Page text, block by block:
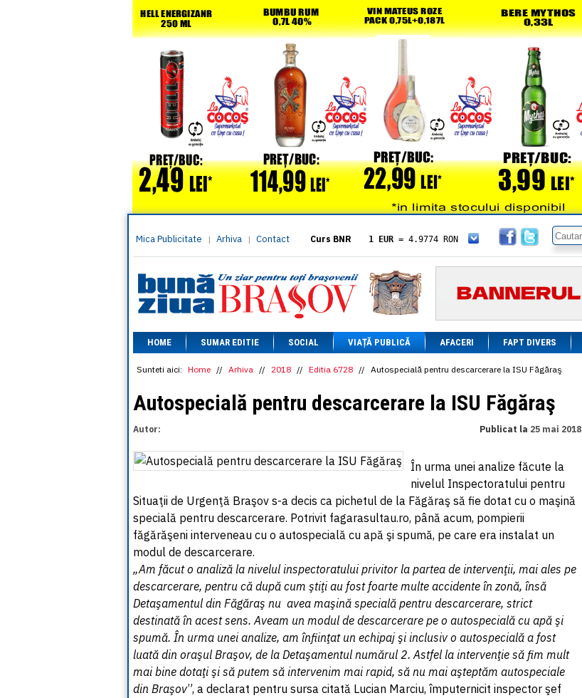
Mica Publicitate | Arhiva | Contact Curs BNR 1 EUR = 4.9774 RON
= 5.8304 RON
1 XAU= 464.4611 RON
1 AED= 1.1933 RON
1 AUD= 2.7957 RON
1 BGN= 2.5449 RON
1 CAD= 3.1559 RON
1 CHF= 5.2813 RON
1 CNY= 0.6015 RON
= 0.6668 RON
1 EGP = 0.0860 RON
1 KRW= 0.3047 RON
1 MDL= 0.2538 RON
= 0.2227 RON
1 NOK
= 0.4191 RON
= 2.6097 RON
1 PLN= 1.1646 RON
1 RSD= 0.0425 RON
1 TRY= 0.1141 RON
1 UAH= 0.1048 RON
1 XDR= 5.9383 RON
1 ZAR = 0.2318 RON
HOME SUMAR EDITIE SOCIAL VIAȚĂ PUBLICĂ AFACERI FAPT DIVERS
Sunteti aici: Home // Arhiva // 2018 // Editia 6728 // Autospecială pentru descarcerare la ISU Făgăraş
Autospecială pentru descarcerare la ISU Făgăraş
Autor: Publicat la 25 mai 2018
În urma unei analize făcute la
nivelul Inspectoratului pentru
Situaţii de Urgenţă Braşov s-a decis ca pichetul de la Făgăraş să fie dotat cu o maşină
specială pentru descarcerare. Potrivit fagarasultau.ro, până acum, pompierii
făgărăşeni interveneau cu o autospecială cu apă şi spumă, pe care era instalat un
modul de descarcerare.
„Am făcut o analiză la nivelul inspectoratului privitor la partea de intervenţii, mai ales pe
descarcerare, pentru că după cum ştiţi au fost foarte multe accidente în zonă, însă
Detaşamentul din Făgăraş nu avea maşină specială pentru descarcerare, strict
destinată în acest sens. Aveam un modul de descarcerare pe o autospecială cu apă şi
spumă. În urma unei analize, am înfiinţat un echipaj şi inclusiv o autospecială a fost
luată din oraşul Braşov, de la Detaşamentul numărul 2. Astfel la intervenţie să fim mult
mai bine dotaţi şi să putem să intervenim mai rapid, să nu mai aşteptăm autospeciale
din Braşov”, a declarat pentru sursa citată Lucian Marciu, împuternicit inspector şef